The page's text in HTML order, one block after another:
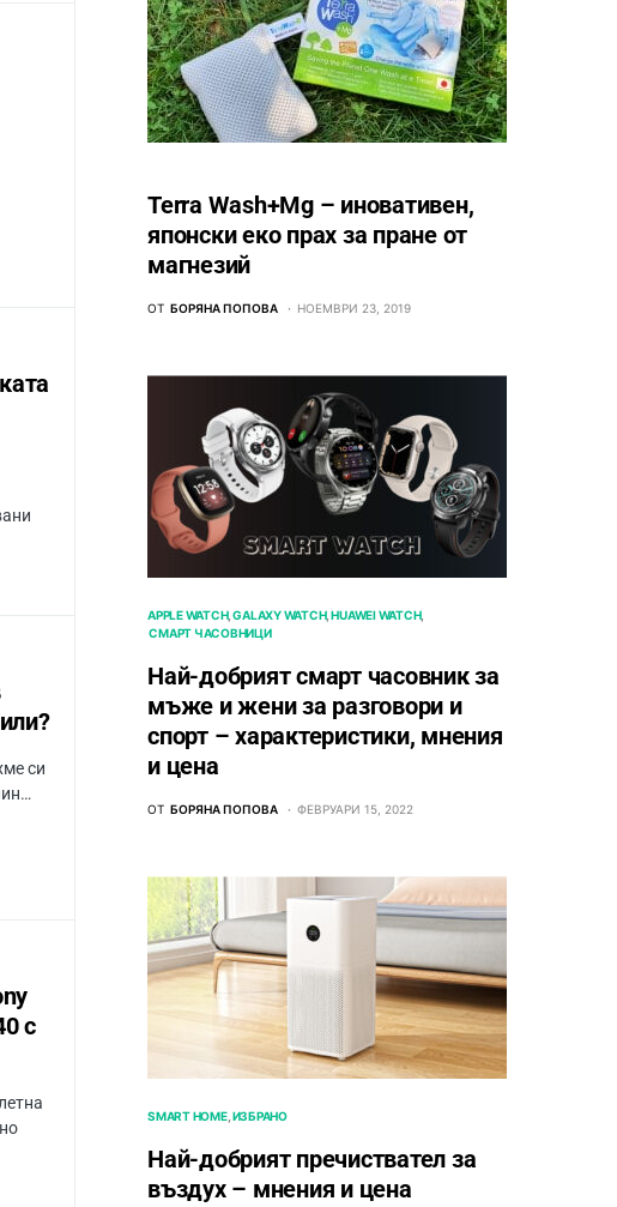
си
с
Terra Wash+Mg – иновативен,
японски еко прах за пране от
магнезий
ОТ БОРЯНА ПОПОВА НОЕМВРИ 23, 2019
APPLE WATCH GALAXY WATCH HUAWEI WATCH
СМАРТ ЧАСОВНИЦИ
Най-добрият смарт часовник за
мъже и жени за разговори и
спорт – характеристики, мнения
и цена
ОТ БОРЯНА ПОПОВА ФЕВРУАРИ 15, 2022
SMART HOME ИЗБРАНО
Най-добрият пречиствател за
въздух – мнения и цена